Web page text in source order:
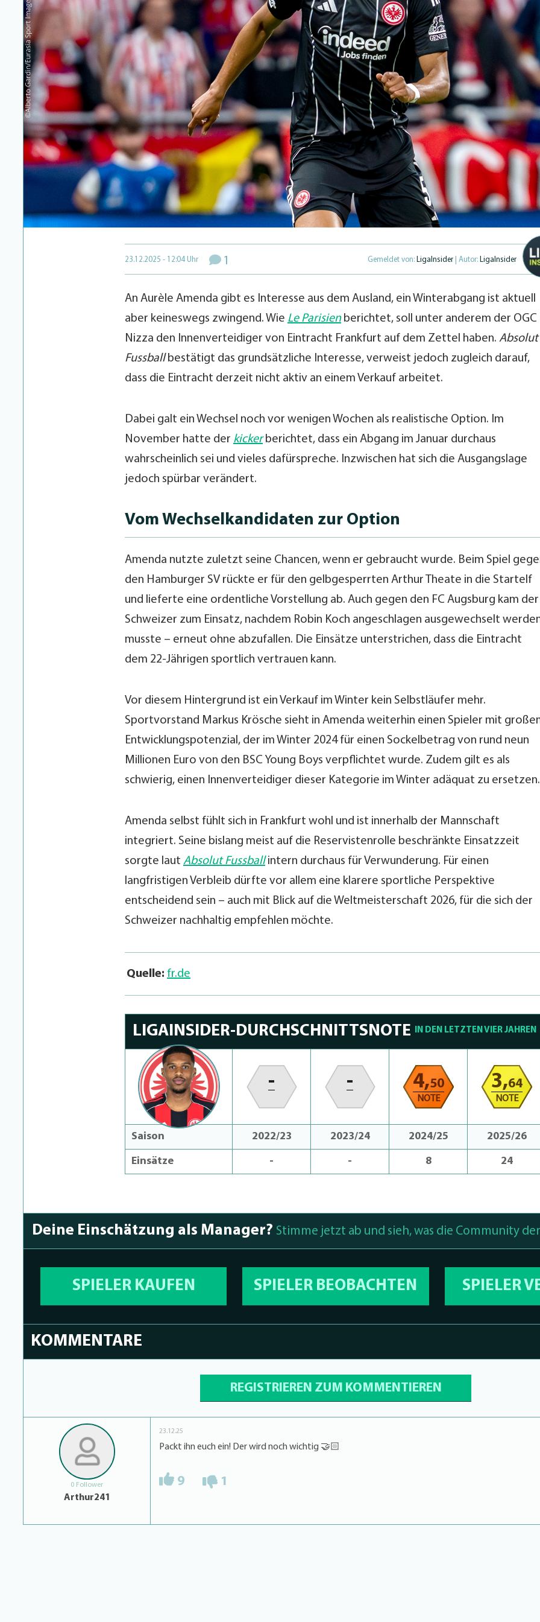
23.12.2025 - 12:04 Uhr 1 Gemeldet von: LigaInsider | Autor: LigaInsider
An Aurèle Amenda gibt es Interesse aus dem Ausland, ein Winterabgang ist aktuell
aber keineswegs zwingend. Wie Le Parisienberichtet, soll unter anderem der OGC
Nizza den Innenverteidiger von Eintracht Frankfurt auf dem Zettel haben. Absolut
Fussballbestätigt das grundsätzliche Interesse, verweist jedoch zugleich darauf,
dass die Eintracht derzeit nicht aktiv an einem Verkauf arbeitet.
Dabei galt ein Wechsel noch vor wenigen Wochen als realistische Option. Im
November hatte der kickerberichtet, dass ein Abgang im Januar durchaus
wahrscheinlich sei und vieles dafürspreche. Inzwischen hat sich die Ausgangslage
jedoch spürbar verändert.
Vom Wechselkandidaten zur Option
Amenda nutzte zuletzt seine Chancen, wenn er gebraucht wurde. Beim Spiel
den Hamburger SV rückte er für den gelbgesperrten Arthur Theate in die Startelf
und lieferte eine ordentliche Vorstellung ab. Auch gegen den FC Augsburg kam der
Schweizer zum Einsatz, nachdem Robin Koch angeschlagen ausgewechselt
musste – erneut ohne abzufallen. Die Einsätze unterstrichen, dass die Eintracht
dem 22-Jährigen sportlich vertrauen kann.
Vor diesem Hintergrund ist ein Verkauf im Winter kein Selbstläufer mehr.
Sportvorstand Markus Krösche sieht in Amenda weiterhin einen Spieler mit
Entwicklungspotenzial, der im Winter 2024 für einen Sockelbetrag von rund neun
Millionen Euro von den BSC Young Boys verpflichtet wurde. Zudem gilt es als
schwierig, einen Innenverteidiger dieser Kategorie im Winter adäquat zu ersetzen.
Amenda selbst fühlt sich in Frankfurt wohl und ist innerhalb der Mannschaft
integriert. Seine bislang meist auf die Reservistenrolle beschränkte Einsatzzeit
sorgte laut Absolut Fussballintern durchaus für Verwunderung. Für einen
langfristigen Verbleib dürfte vor allem eine klarere sportliche Perspektive
entscheidend sein – auch mit Blick auf die Weltmeisterschaft 2026, für die sich der
Schweizer nachhaltig empfehlen möchte.
Quelle: fr.de
LIGAINSIDER-DURCHSCHNITTSNOTE IN DEN LETZTEN VIER JAHREN
- - 4,50
NOTE
3,64
NOTE
Saison 2022/23 2023/24 2024/25 2025/26
Einsätze - - 8 24
Deine Einschätzung als Manager? Stimme jetzt ab und sieh, was die Community
SPIELER KAUFEN SPIELER BEOBACHTEN SPIELER
KOMMENTARE
REGISTRIEREN ZUM KOMMENTIEREN
0 Follower
Arthur241
23.12.25
Packt ihn euch ein! Der wird noch wichtig 🤝🏻
9 1